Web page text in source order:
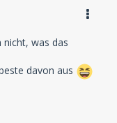
was das
davon aus